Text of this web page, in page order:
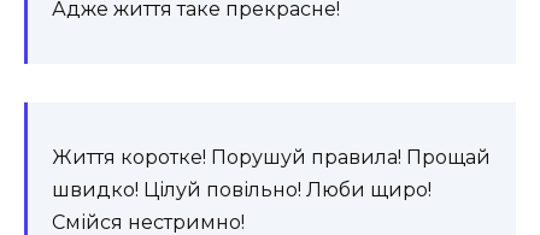
Адже життя таке прекрасне!
Життя коротке! Порушуй правила! Прощай
швидко! Цілуй повільно! Люби щиро!
Смійся нестримно!